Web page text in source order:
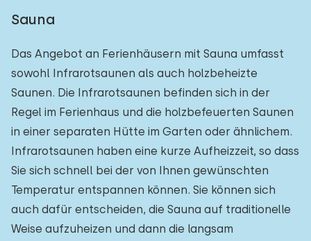
Sauna
Das Angebot an Ferienhäusern mit Sauna umfasst
sowohl Infrarotsaunen als auch holzbeheizte
Saunen. Die Infrarotsaunen befinden sich in der
Regel im Ferienhaus und die holzbefeuerten Saunen
in einer separaten Hütte im Garten oder ähnlichem.
Infrarotsaunen haben eine kurze Aufheizzeit, so dass
Sie sich schnell bei der von Ihnen gewünschten
Temperatur entspannen können. Sie können sich
auch dafür entscheiden, die Sauna auf traditionelle
Weise aufzuheizen und dann die langsam